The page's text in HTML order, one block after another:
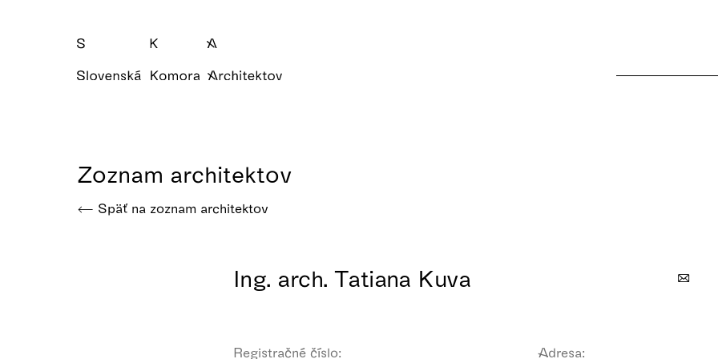
Zoznam architektov
Späť na zoznam architektov
Ing. arch. Tatiana Kuva
Registračné číslo:
Adresa: